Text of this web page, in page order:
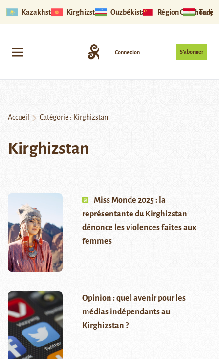
Kazakhstan Kirghizstan Ouzbékistan Région Ouïghoure
S’abonner
Connexion
Accueil Catégorie : Kirghizstan
Kirghizstan
Miss Monde 2025 : la
représentante du Kirghizstan
dénonce les violences faites aux
femmes
Opinion : quel avenir pour les
médias indépendants au
Kirghizstan ?